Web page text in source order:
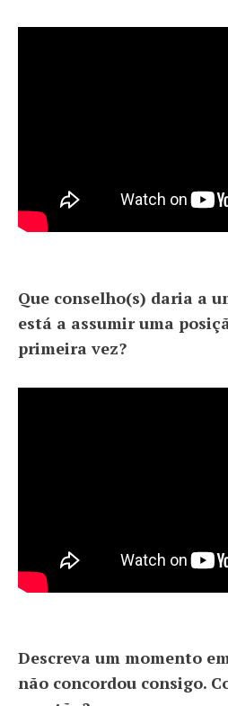
Que conselho(s) daria a
está a assumir uma
primeira vez?
Descreva um momento
não concordou consigo.